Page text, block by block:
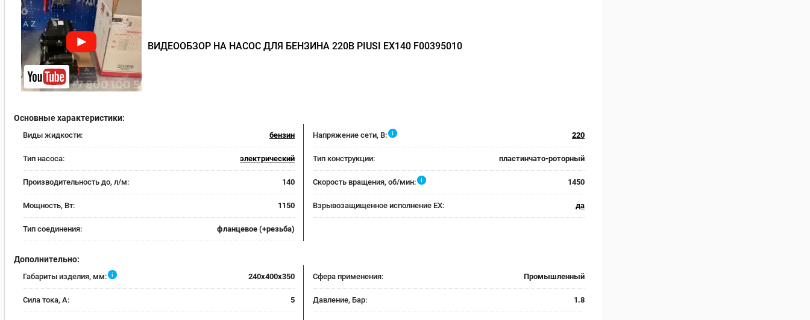
ВИДЕООБЗОР НА НАСОС ДЛЯ БЕНЗИНА 220В PIUSI EX140 F00395010
Основные характеристики:
Виды жидкости: бензин Напряжение сети, В: i 220
Тип насоса: электрический Тип конструкции: пластинчато-роторный
Производительность до, л/м: 140 Скорость вращения, об/мин: i 1450
Мощность, Вт: 1150 Взрывозащищенное исполнение EX: да
Тип соединения: фланцевое (+резьба)
Дополнительно:
Габариты изделия, мм: i 240x400x350 Сфера применения: Промышленный
Сила тока, А: 5 Давление, Бар: 1.8